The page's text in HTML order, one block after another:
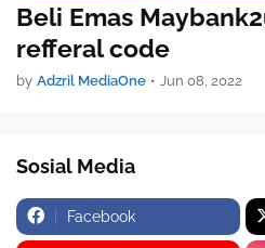
Beli Emas
refferal code
by Adzril MediaOne • Jun 08, 2022
Sosial Media
Facebook